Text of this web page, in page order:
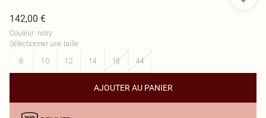
142,00 €
Couleur: Ivory
Sélectionner une taille:
8
10 12 14 18 44
AJOUTER AU PANIER